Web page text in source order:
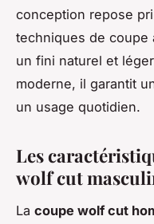
conception repose
techniques de coupe
un fini naturel et
moderne, il garantit
un usage quotidien.
Les
wolf cut
La coupe wolf cut